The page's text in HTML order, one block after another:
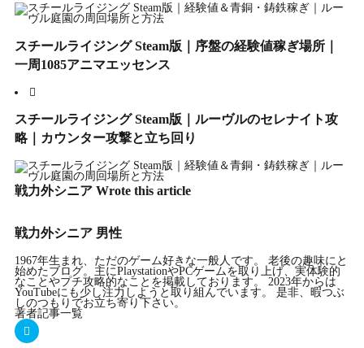
w
i
t
e
r
a
c
b
o
o
k
i
n
m
a
l
スチールライジング Steam版｜序盤の経験値稼ぎ場所｜
一周1085アニマエッセンス
スチールライジング Steam版｜ルーヴルのセレナイト攻
略｜カウンター攻撃と立ち回り
戦力外シニア Wrote this article
戦力外シニア 男性
1967年生まれ、ただのゲーム好きな一般人です。 老後の趣味にと
始めたブログ。主にPlaystationやPCゲームを取り上げ、実体験的
なことやプチ攻略的なことを掲載しております。 2023年からは
YouTubeにも少し注力しようと取り組んでいます。 是非、暇つぶ
しのつもりでお立ち寄り下さい。
著者記事一覧